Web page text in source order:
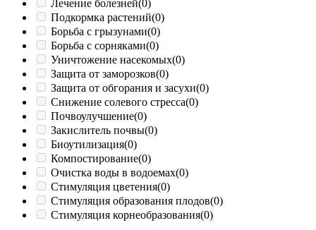
Лечение болезней(0)
Подкормка растений(0)
Борьба с грызунами(0)
Борьба с сорняками(0)
Уничтожение насекомых(0)
Защита от заморозков(0)
Защита от обгорания и засухи(0)
Снижение солевого стресса(0)
Почвоулучшение(0)
Закислитель почвы(0)
Биоутилизация(0)
Компостирование(0)
Очистка воды в водоемах(0)
Стимуляция цветения(0)
Стимуляция образования плодов(0)
Стимуляция корнеобразования(0)